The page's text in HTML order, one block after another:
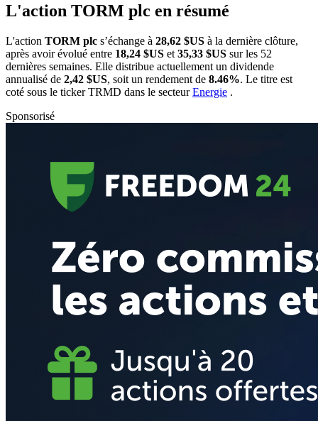
L'action TORM plc en résumé
L'action TORM plc s’échange à 28,62 $US à la dernière clôture,
après avoir évolué entre 18,24 $US et 35,33 $US sur les 52
dernières semaines. Elle distribue actuellement un dividende
annualisé de 2,42 $US, soit un rendement de 8.46%. Le titre est
coté sous le tickerTRMD dans le secteurEnergie .
Sponsorisé